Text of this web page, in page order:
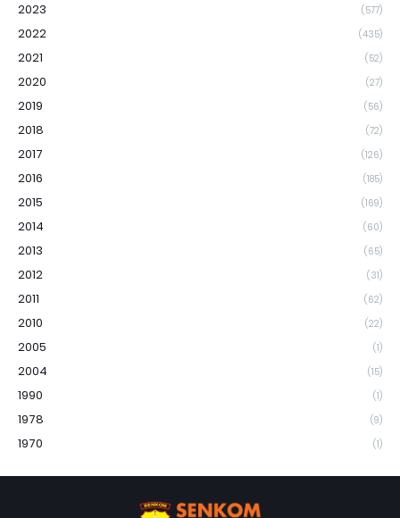
2023 (577)
2022 (435)
2021 (52)
2020 (27)
2019 (56)
2018 (72)
2017 (126)
2016 (185)
2015 (169)
2014 (60)
2013 (65)
2012 (31)
2011 (62)
2010 (22)
2005 (1)
2004 (15)
1990 (1)
1978 (9)
1970 (1)